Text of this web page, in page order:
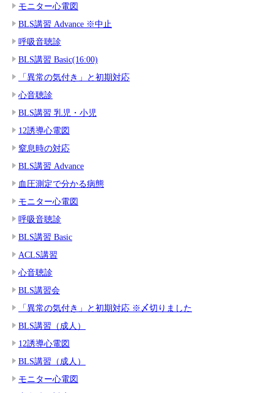
モニター心電図
BLS講習 Advance ※中止
呼吸音聴診
BLS講習 Basic(16:00)
「異常の気付き」と初期対応
心音聴診
BLS講習 乳児・小児
12誘導心電図
窒息時の対応
BLS講習 Advance
血圧測定で分かる病態
モニター心電図
呼吸音聴診
BLS講習 Basic
ACLS講習
心音聴診
BLS講習会
「異常の気付き」と初期対応 ※〆切りました
BLS講習（成人）
12誘導心電図
BLS講習（成人）
モニター心電図